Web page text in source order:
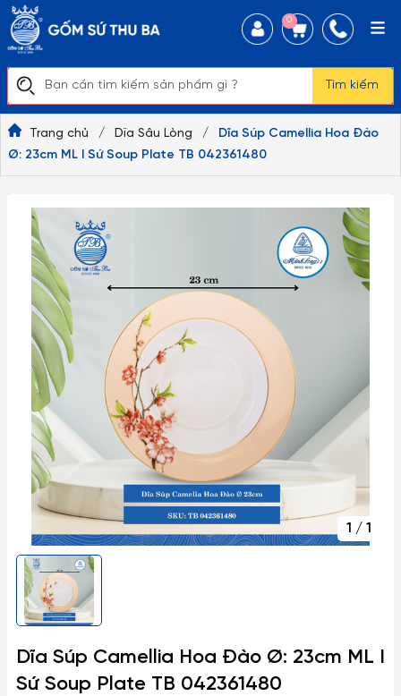
Tìm kiếm
0
Trang chủ / Dĩa Sâu Lòng /
Dĩa Súp Camellia Hoa Đào
Ø: 23cm ML I Sứ Soup Plate TB 042361480
1 / 1
Dĩa Súp Camellia Hoa Đào Ø: 23cm ML I
Sứ Soup Plate TB 042361480